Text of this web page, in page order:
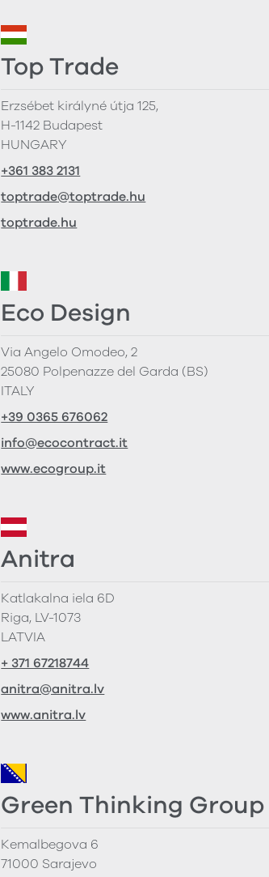
Top Trade
Erzsébet királyné útja 125,
H-1142 Budapest
HUNGARY
+361 383 2131
toptrade@toptrade.hu
toptrade.hu
Eco Design
Via Angelo Omodeo, 2
25080 Polpenazze del Garda (BS)
ITALY
+39 0365 676062
info@ecocontract.it
www.ecogroup.it
Anitra
Katlakalna iela 6D
Riga, LV-1073
LATVIA
+ 371 67218744
anitra@anitra.lv
www.anitra.lv
Green Thinking Group
Kemalbegova 6
71000 Sarajevo